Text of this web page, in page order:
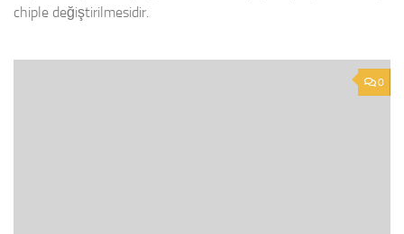
chiple değiştirilmesidir.
0